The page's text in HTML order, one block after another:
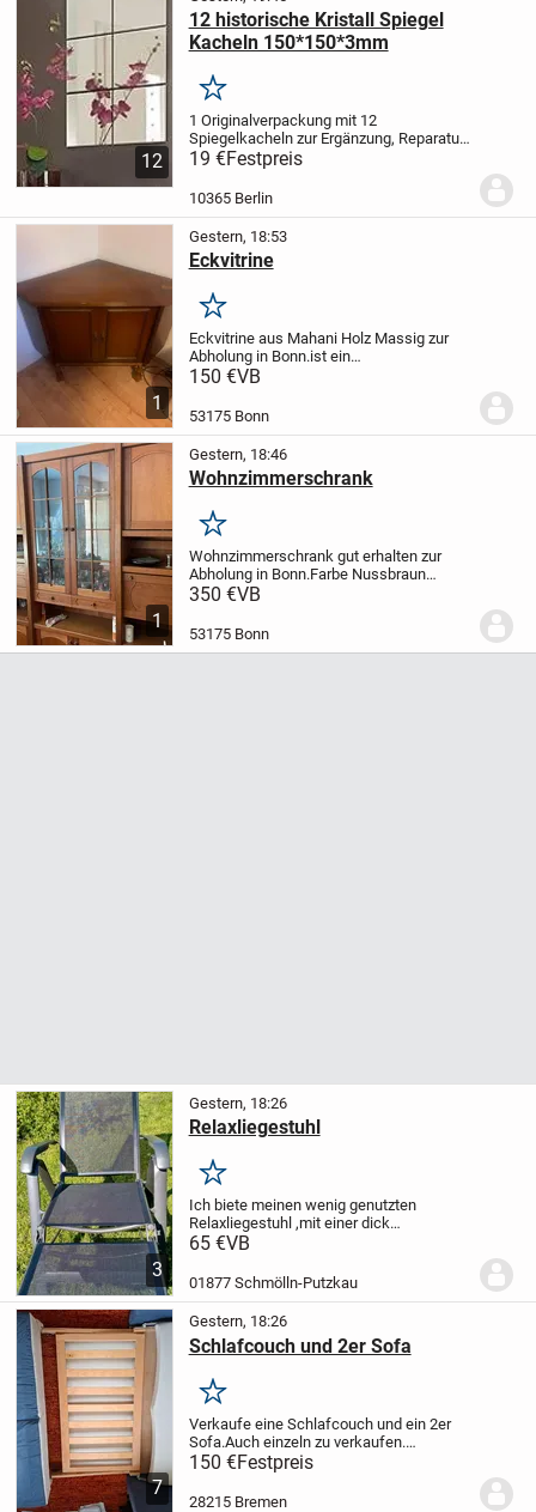
12
12 historische Kristall Spiegel
Kacheln 150*150*3mm
Merken
1 Originalverpackung mit 12
Spiegelkacheln zur Ergänzung, Reparatur
oder Erneuerung Ihrer
Spiegelflächen.
ohne erkennbare Mängel, ohne
19 €Festpreis
10365 Berlin
1
Gestern, 18:53
Eckvitrine
Merken
Eckvitrine aus Mahani Holz Massig zur
Abholung in Bonn.ist ein
antikes Moebelstueck noch gut
150 €VB
53175 Bonn
1
Gestern, 18:46
Wohnzimmerschrank
Merken
Wohnzimmerschrank gut erhalten zur
Abholung in Bonn.Farbe Nussbraun
massiv Holz drei Teilig.
350 €VB
53175 Bonn
3
Gestern, 18:26
Relaxliegestuhl
Merken
Ich biete meinen wenig genutzten
Relaxliegestuhl ,mit einer dick
gepolsterten Auflage und Nackenkissen.
von hochwertiger Qualität. Nur Abholung
65 €VB
01877 Schmölln-Putzkau
7
Gestern, 18:26
Schlafcouch und 2er Sofa
Merken
Verkaufe eine Schlafcouch und ein 2er
Sofa.Auch einzeln zu verkaufen.
Schlafcouch 100 Euro (Liegefläche 120
cm x 190 cm2er Sofa 50 Euro
150 €Festpreis
28215 Bremen